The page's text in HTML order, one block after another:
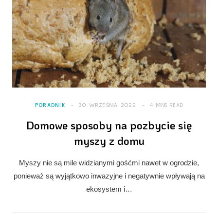
PORADNIK 30 WRZEŚNIA 2022 4 MINS READ
Domowe sposoby na pozbycie się
myszy z domu
Myszy nie są mile widzianymi gośćmi nawet w ogrodzie,
ponieważ są wyjątkowo inwazyjne i negatywnie wpływają na
ekosystem i…